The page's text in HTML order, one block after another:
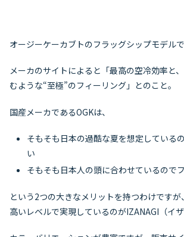
オージーケーカブトのフラッグシップモデルで
メーカのサイトによると「最高の空冷効率と
むような“至極”のフィーリング」とのこと。
国産メーカであるOGKは、
そもそも日本の過酷な夏を想定している
い
そもそも日本人の頭に合わせているので
という2つの大きなメリットを持つわけです
高いレベルで実現しているのがIZANAGI（イザ